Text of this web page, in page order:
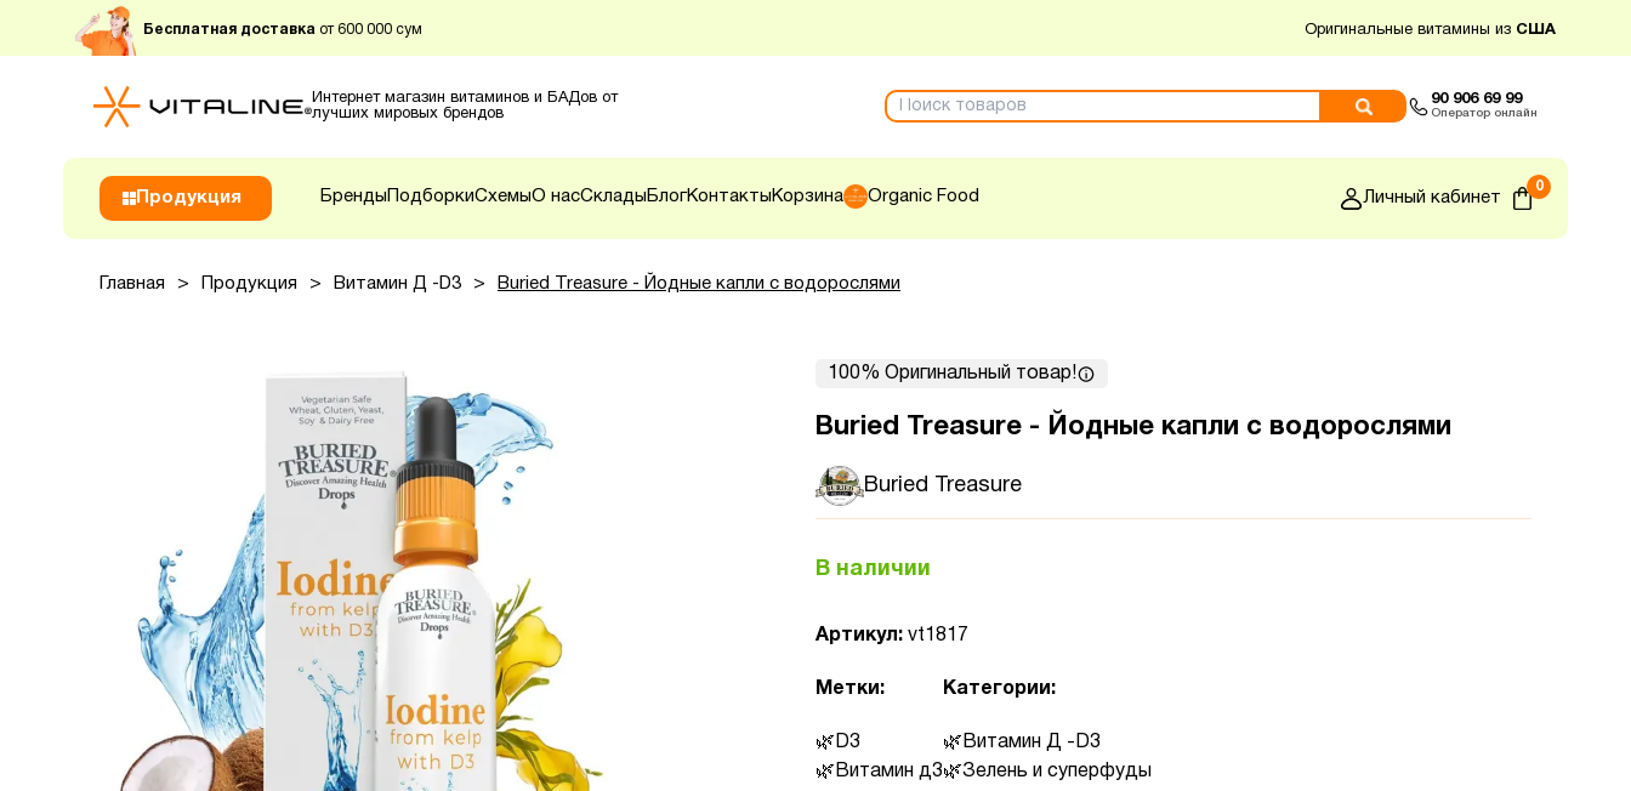
Бесплатная доставка от 600 000 сум Оригинальные витамины из США
Интернет магазин витаминов и БАДов от
лучших мировых брендов
90 906 69 99
Оператор онлайн
Продукция Бренды ПодборкиСхемыО насСклады БлогКонтакты Корзина Organic Food Личный кабинет
0
Главная > Продукция > Витамин Д -D3 > Buried Treasure - Йодные капли с водорослями
100% Оригинальный товар!
Buried Treasure - Йодные капли с водорослями
Buried Treasure
В наличии
Артикул: vt1817
Метки:
D3
Витамин д3
Категории:
Витамин Д -D3
Зелень и суперфуды